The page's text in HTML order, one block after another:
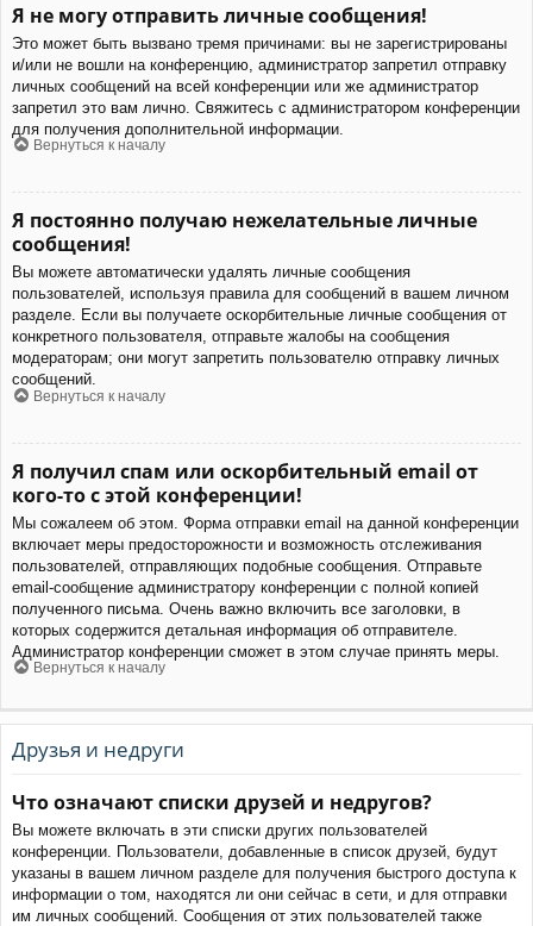
Я не могу отправить личные сообщения!
Это может быть вызвано тремя причинами: вы не зарегистрированы
и/или не вошли на конференцию, администратор запретил отправку
личных сообщений на всей конференции или же администратор
запретил это вам лично. Свяжитесь с администратором конференции
для получения дополнительной информации.
Вернуться к началу
Я постоянно получаю нежелательные личные
сообщения!
Вы можете автоматически удалять личные сообщения
пользователей, используя правила для сообщений в вашем личном
разделе. Если вы получаете оскорбительные личные сообщения от
конкретного пользователя, отправьте жалобы на сообщения
модераторам; они могут запретить пользователю отправку личных
сообщений.
Вернуться к началу
Я получил спам или оскорбительный email от
кого-то с этой конференции!
Мы сожалеем об этом. Форма отправки email на данной конференции
включает меры предосторожности и возможность отслеживания
пользователей, отправляющих подобные сообщения. Отправьте
email-сообщение администратору конференции с полной копией
полученного письма. Очень важно включить все заголовки, в
которых содержится детальная информация об отправителе.
Администратор конференции сможет в этом случае принять меры.
Вернуться к началу
Друзья и недруги
Что означают списки друзей и недругов?
Вы можете включать в эти списки других пользователей
конференции. Пользователи, добавленные в список друзей, будут
указаны в вашем личном разделе для получения быстрого доступа к
информации о том, находятся ли они сейчас в сети, и для отправки
им личных сообщений. Сообщения от этих пользователей также